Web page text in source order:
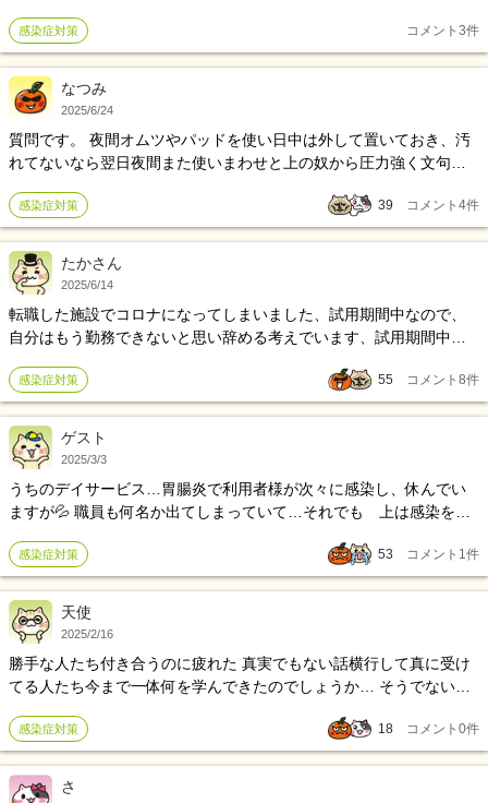
感染症対策 コメント 3件
なつみ
2025/6/24
質問です。 夜間オムツやパッドを使い日中は外して置いておき、汚
れてないなら翌日夜間また使いまわせと上の奴から圧力強く文句を
でしょうか？私は使い回しはしたくない派です。
感染症対策 39 コメント 4件
たかさん
2025/6/14
転職した施設でコロナになってしまいました、試用期間中なので、
自分はもう勤務できないと思い辞める考えでいます、試用期間中の
先に迷惑をかけています
感染症対策 55 コメント 8件
ゲスト
2025/3/3
うちのデイサービス…胃腸炎で利用者様が次々に感染し、休んでい
ますが💦 職員も何名か出てしまっていて…それでも 上は感染を隠
設でもあり得る事なのでしょうか❓
感染症対策 53 コメント 1件
天使
2025/2/16
勝手な人たち付き合うのに疲れた 真実でもない話横行して真に受け
てる人たち今まで一体何を学んできたのでしょうか… そうでない方
づく思います。
感染症対策 18 コメント 0件
さ